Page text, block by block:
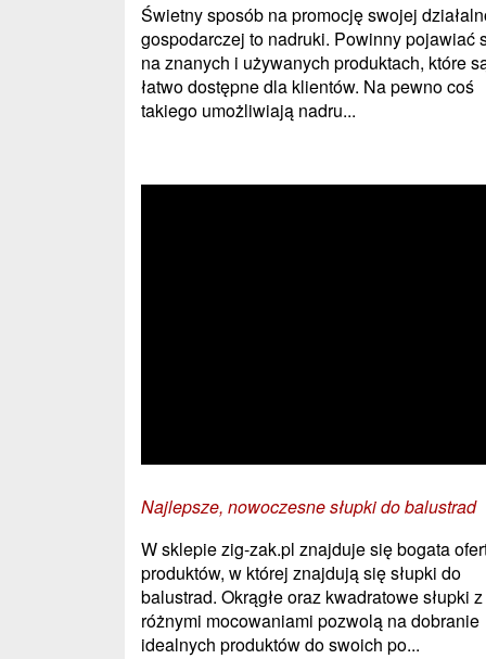
Świetny sposób na promocję swojej
gospodarczej to nadruki. Powinny pojawiać
na znanych i używanych produktach, które
łatwo dostępne dla klientów. Na pewno coś
takiego umożliwiają nadru...
Najlepsze, nowoczesne słupki do balustrad
W sklepie zig-zak.pl znajduje się bogata
produktów, w której znajdują się słupki do
balustrad. Okrągłe oraz kwadratowe słupki z
różnymi mocowaniami pozwolą na dobranie
idealnych produktów do swoich po...